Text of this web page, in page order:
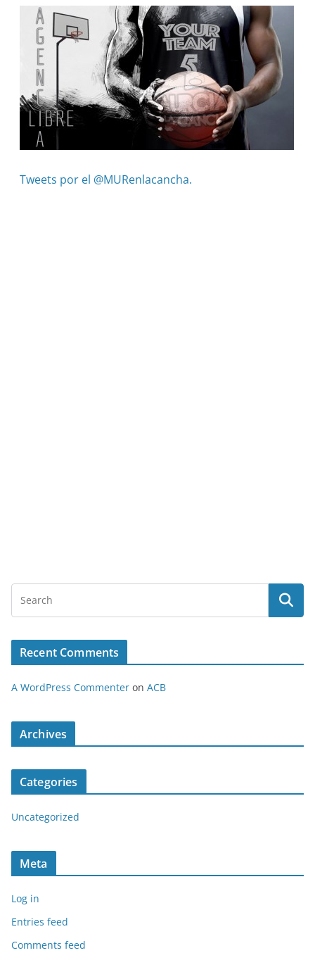
Tweets por el @MURenlacancha.
Recent Comments
A WordPress Commenter on ACB
Archives
Categories
Uncategorized
Meta
Log in
Entries feed
Comments feed